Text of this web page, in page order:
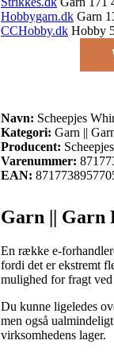
Hobbygarn.dk Garn
CCHobby.dk Hobby
Navn: Scheepjes
Kategori: Garn ||
Producent: Scheepjes
Varenummer:
EAN:
Garn || Garn
En række e-
fordi det er ekstremt
mulighed for fragt
Du kunne ligeledes
men også
virksomhedens lager.